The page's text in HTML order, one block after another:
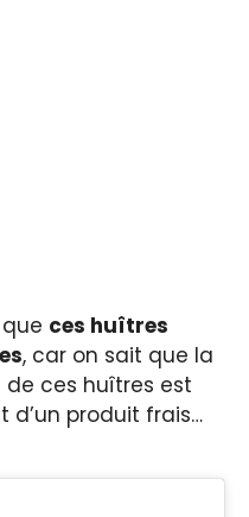
ces huîtres
, car on sait que la
ces huîtres est
d’un produit frais…